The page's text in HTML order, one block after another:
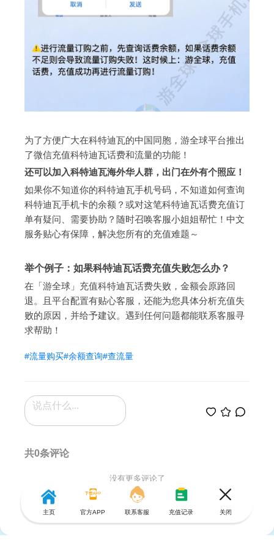
为了方便广大在科特迪瓦的中国同胞，游全球平台推出
了微信充值科特迪瓦话费和流量的功能！
还可以加入科特迪瓦海外华人群，出门在外有个照应！
如果你不知道你的科特迪瓦手机号码，不知道如何查询
科特迪瓦手机卡的余额？或对这笔科特迪瓦话费充值订
单有疑问、需要协助？随时召唤客服小姐姐帮忙！中文
服务贴心有保障，解决您所有的充值难题～
举个例子：如果科特迪瓦话费充值失败怎么办？
在「游全球」充值科特迪瓦话费失败，金额会原路回
退。且平台配置有贴心客服，还能为您具体分析充值失
败的原因，并给予建议。遇到任何问题都能联系客服寻
求帮助！
#流量购买#余额查询#查流量
共0条评论
没有更多评论了
主页 官方APP 联系客服 充值记录 关闭